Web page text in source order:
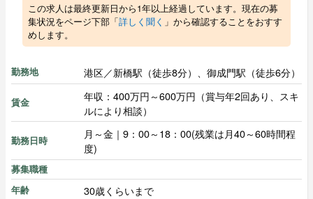
この求人は最終更新日から1年以上経過しています。現在の募
集状況をページ下部「詳しく聞く 」から確認することをおすす
めします。
勤務地 港区／新橋駅（徒歩8分）、御成門駅（徒歩6分）
賃金
年収：400万円～600万円（賞与年2回あり、スキ
ルにより相談）
勤務日時
月～金｜9：00～18：00(残業は月40～60時間程
度)
募集職種
年齢
30歳くらいまで